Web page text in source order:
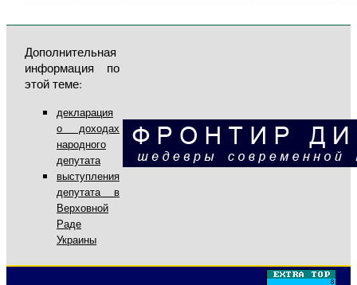
Дополнительная
информация по
этой теме:
декларация
о доходах
народного
депутата
выступления
депутата в
Верховной
Раде
Украины